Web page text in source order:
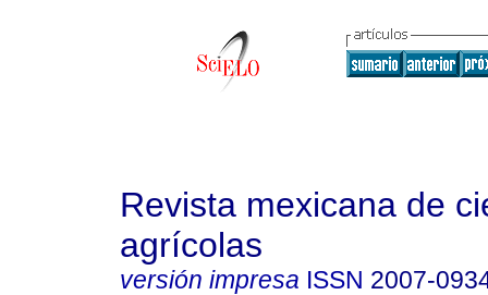
Revista mexicana de
agrícolas
versión impresa ISSN 2007-